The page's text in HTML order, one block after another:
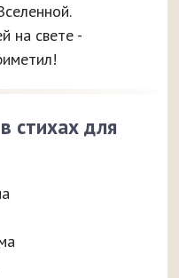
на свете -
стихах для